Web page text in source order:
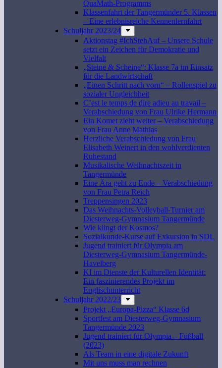
QuaMath-Programms
Klassenfahrt der Tangermünder 5. Klassen
– Eine erlebnisreiche Kennenlernfahrt
Schuljahr 2023/24
Aktionstag #IchStehAuf – Unsere Schule
setzt ein Zeichen für Demokratie und
Vielfalt
„Steine & Scheine“: Klasse 7a im Einsatz
für die Landwirtschaft
„Einen Schritt nach vorn“ – Rollenspiel zu
sozialer Ungleichheit
C’est le temps de dire adieu au travail –
Verabschiedung von Frau Ulrike Hermann
Ein Komet zieht weiter – Verabschiedung
von Frau Anne Mathias
Herzliche Verabschiedung von Frau
Elisabeth Weinert in den wohlverdienten
Ruhestand
Musikalische Weihnachtszeit in
Tangermünde
Eine Ära geht zu Ende – Verabschiedung
von Frau Petra Reich
Treppensingen 2023
Das Weihnachts-Volleyball-Turnier am
Diesterweg-Gymnasium Tangermünde
Wie klingt der Kosmos?
Sozialkunde-Kurse auf Exkursion in SDL
Jugend trainiert für Olympia am
Diesterweg-Gymnasium Tangermünde-
Havelberg
KI im Dienste der Kulturellen Identität:
Ein faszinierendes Projekt im
Englischunterricht
Schuljahr 2022/23
Projekt „Europa-Pizza“ Klasse 6d
Sportfest am Diesterweg-Gymnasium
Tangermünde 2023
Jugend trainiert für Olympia – Fußball
(2023)
Als Team in eine digitale Zukunft
Mit uns muss man rechnen